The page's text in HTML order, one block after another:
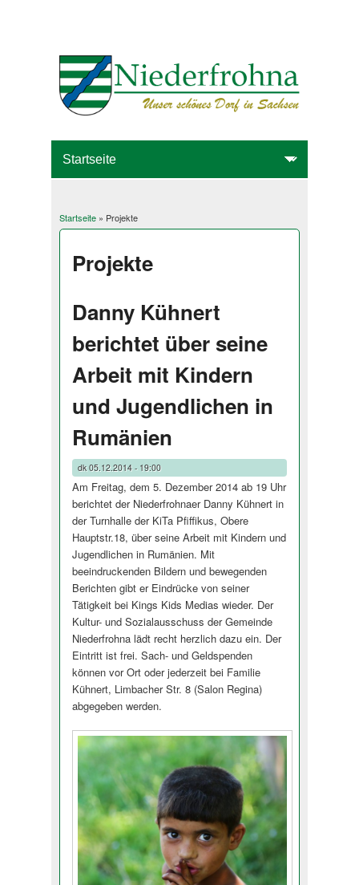
Sie sind hier
Startseite» Projekte
Projekte
Danny Kühnert
berichtet über seine
Arbeit mit Kindern
und Jugendlichen in
Rumänien
dk05.12.2014 - 19:00
Am Freitag, dem 5. Dezember 2014 ab 19 Uhr
berichtet der Niederfrohnaer Danny Kühnert in
der Turnhalle der KiTa Pfiffikus, Obere
Hauptstr.18, über seine Arbeit mit Kindern und
Jugendlichen in Rumänien. Mit
beeindruckenden Bildern und bewegenden
Berichten gibt er Eindrücke von seiner
Tätigkeit bei Kings Kids Medias wieder. Der
Kultur- und Sozialausschuss der Gemeinde
Niederfrohna lädt recht herzlich dazu ein. Der
Eintritt ist frei. Sach- und Geldspenden
können vor Ort oder jederzeit bei Familie
Kühnert, Limbacher Str. 8 (Salon Regina)
abgegeben werden.